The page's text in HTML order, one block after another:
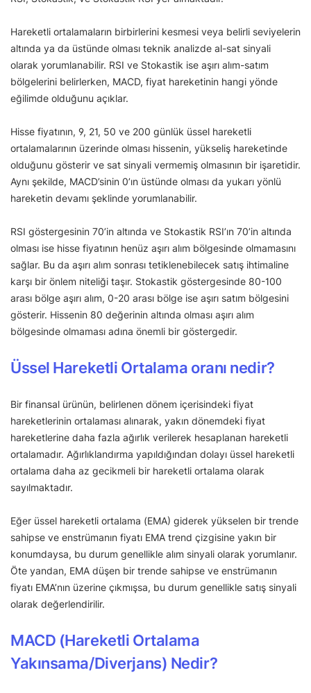
Hareketli ortalamaların birbirlerini kesmesi veya belirli seviyelerin
altında ya da üstünde olması teknik analizde al-sat sinyali
olarak yorumlanabilir. RSI ve Stokastik ise aşırı alım-satım
bölgelerini belirlerken, MACD, fiyat hareketinin hangi yönde
eğilimde olduğunu açıklar.
Hisse fiyatının, 9, 21, 50 ve 200 günlük üssel hareketli
ortalamalarının üzerinde olması hissenin, yükseliş hareketinde
olduğunu gösterir ve sat sinyali vermemiş olmasının bir işaretidir.
Aynı şekilde, MACD’sinin 0’ın üstünde olması da yukarı yönlü
hareketin devamı şeklinde yorumlanabilir.
RSI göstergesinin 70’in altında ve Stokastik RSI’ın 70’in altında
olması ise hisse fiyatının henüz aşırı alım bölgesinde olmamasını
sağlar. Bu da aşırı alım sonrası tetiklenebilecek satış ihtimaline
karşı bir önlem niteliği taşır. Stokastik göstergesinde 80-100
arası bölge aşırı alım, 0-20 arası bölge ise aşırı satım bölgesini
gösterir. Hissenin 80 değerinin altında olması aşırı alım
bölgesinde olmaması adına önemli bir göstergedir.
Üssel Hareketli Ortalama oranı nedir?
Bir finansal ürünün, belirlenen dönem içerisindeki fiyat
hareketlerinin ortalaması alınarak, yakın dönemdeki fiyat
hareketlerine daha fazla ağırlık verilerek hesaplanan hareketli
ortalamadır. Ağırlıklandırma yapıldığından dolayı üssel hareketli
ortalama daha az gecikmeli bir hareketli ortalama olarak
sayılmaktadır.
Eğer üssel hareketli ortalama (EMA) giderek yükselen bir trende
sahipse ve enstrümanın fiyatı EMA trend çizgisine yakın bir
konumdaysa, bu durum genellikle alım sinyali olarak yorumlanır.
Öte yandan, EMA düşen bir trende sahipse ve enstrümanın
fiyatı EMA’nın üzerine çıkmışsa, bu durum genellikle satış sinyali
olarak değerlendirilir.
MACD (Hareketli Ortalama
Yakınsama/Diverjans) Nedir?